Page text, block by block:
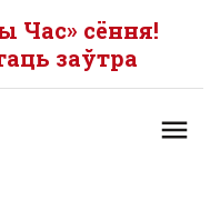
Час» сёння!
заўтра